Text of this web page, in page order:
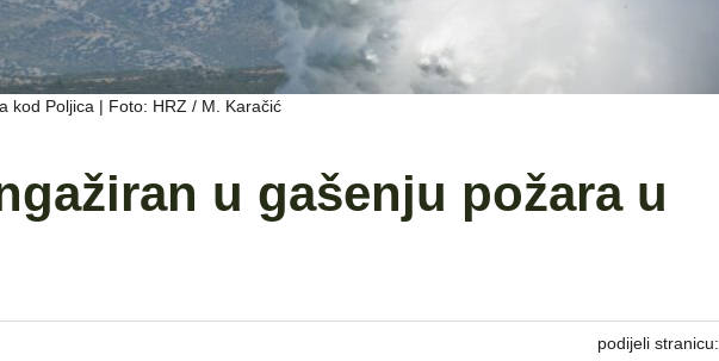
kod Poljica | Foto: HRZ / M. Karačić
u gašenju požara u
podijeli stranicu: